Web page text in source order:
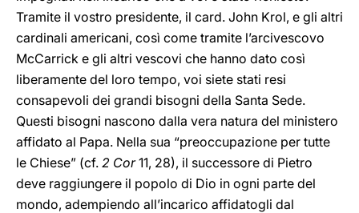
Tramite il vostro presidente, il card. John Krol, e gli altri
cardinali americani, così come tramite l’arcivescovo
McCarrick e gli altri vescovi che hanno dato così
liberamente del loro tempo, voi siete stati resi
consapevoli dei grandi bisogni della Santa Sede.
Questi bisogni nascono dalla vera natura del ministero
affidato al Papa. Nella sua “preoccupazione per tutte
le Chiese” (cf. 2 Cor11, 28), il successore di Pietro
deve raggiungere il popolo di Dio in ogni parte del
mondo, adempiendo all’incarico affidatogli dal